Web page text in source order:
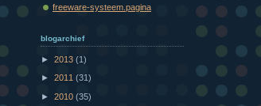
freeware-systeem.pagina
blogarchief
► 2013 (1)
► 2011 (31)
► 2010 (35)